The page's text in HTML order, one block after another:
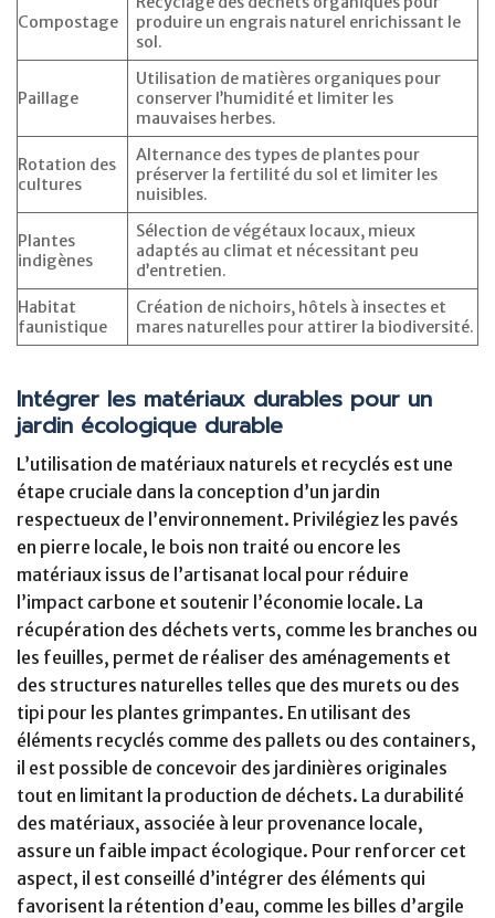
Compostage
produire un engrais naturel enrichissant le
sol.
Paillage
Utilisation de matières organiques pour
conserver l’humidité et limiter les
mauvaises herbes.
Rotation des
cultures
Alternance des types de plantes pour
préserver la fertilité du sol et limiter les
nuisibles.
Plantes
indigènes
Sélection de végétaux locaux, mieux
adaptés au climat et nécessitant peu
d’entretien.
Habitat
faunistique
Création de nichoirs, hôtels à insectes et
mares naturelles pour attirer la biodiversité.
Intégrer les matériaux durables pour un
jardin écologique durable
L’utilisation de matériaux naturels et recyclés est une
étape cruciale dans la conception d’un jardin
respectueux de l’environnement. Privilégiez les pavés
en pierre locale, le bois non traité ou encore les
matériaux issus de l’artisanat local pour réduire
l’impact carbone et soutenir l’économie locale. La
récupération des déchets verts, comme les branches ou
les feuilles, permet de réaliser des aménagements et
des structures naturelles telles que des murets ou des
tipi pour les plantes grimpantes. En utilisant des
éléments recyclés comme des pallets ou des containers,
il est possible de concevoir des jardinières originales
tout en limitant la production de déchets. La durabilité
des matériaux, associée à leur provenance locale,
assure un faible impact écologique. Pour renforcer cet
aspect, il est conseillé d’intégrer des éléments qui
favorisent la rétention d’eau, comme les billes d’argile